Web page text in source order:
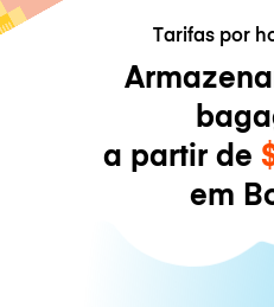
Tarifas por
a partir de
em